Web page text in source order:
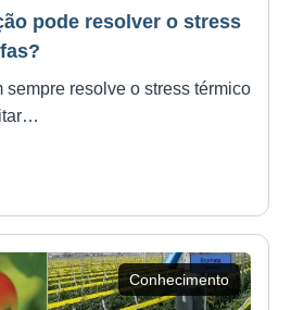
pode resolver o stress
resolve o stress térmico
Conhecimento